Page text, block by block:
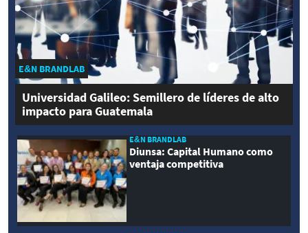
E&N BRANDLAB
Universidad Galileo: Semillero de líderes de alto
impacto para Guatemala
E&N BRANDLAB
Diunsa: Capital Humano como
ventaja competitiva